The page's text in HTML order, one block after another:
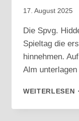
17. August 2025
Die Spvg.
Spieltag die
hinnehmen.
Alm
WEITERLESEN